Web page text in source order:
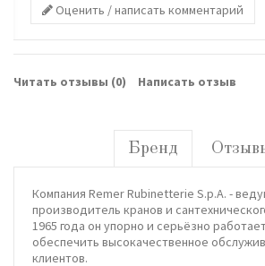
Оценить / написать комментарий
Читать отзывы (0) Написать отзыв
Бренд
Компания Remer Rubinetterie S.p.A. - в
производитель кранов и
1965 года он упорно и серьёзно
обеспечить высокачественное обслужив
клиентов.